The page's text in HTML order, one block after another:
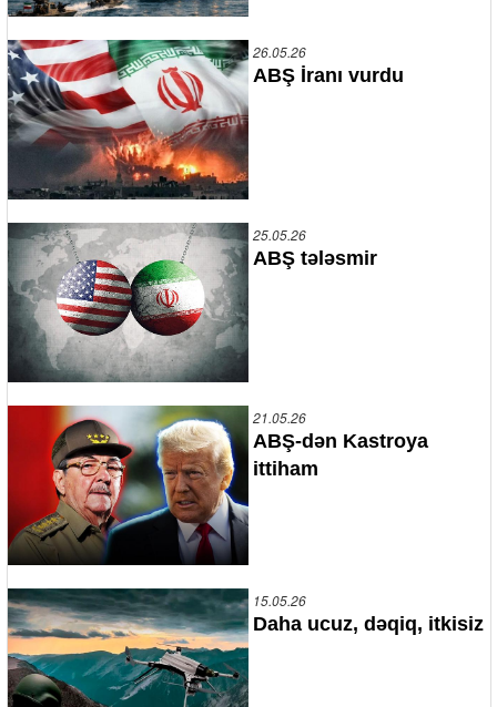
26.05.26
ABŞ İranı vurdu
25.05.26
ABŞ tələsmir
21.05.26
ABŞ-dən Kastroya
ittiham
15.05.26
Daha ucuz, dəqiq, itkisiz